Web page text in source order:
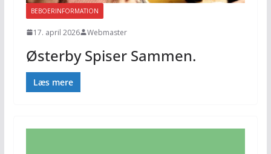
BEBOERINFORMATION
17. april 2026 Webmaster
Østerby Spiser Sammen.
Læs mere